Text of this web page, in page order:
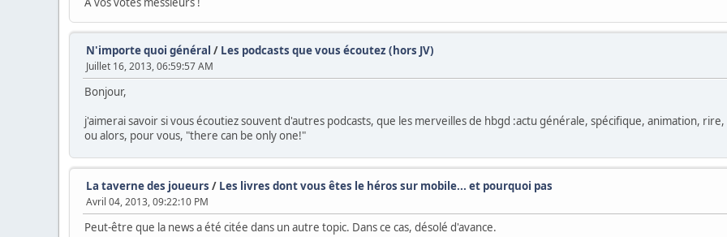
N'importe quoi général / Les podcasts que vous écoutez (hors JV)
Juillet 16, 2013, 06:59:57 AM
Bonjour,
j'aimerai savoir si vous écoutiez souvent d'autres podcasts, que les merveilles de hbgd :actu générale, spécifique, animation, rire,
ou alors, pour vous, "there can be only one!"
La taverne des joueurs / Les livres dont vous êtes le héros sur mobile... et pourquoi pas
Avril 04, 2013, 09:22:10 PM
Peut-être que la news a été citée dans un autre topic. Dans ce cas, désolé d'avance.